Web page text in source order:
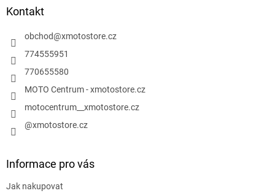
ý
i
Kontakt
obchod@xmotostore.cz
774555951
770655580
MOTO Centrum - xmotostore.cz
motocentrum__xmotostore.cz
@xmotostore.cz
Informace pro vás
Jak nakupovat